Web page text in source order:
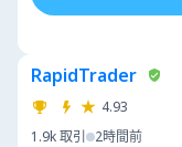
RapidTrader
4.93
1.9k取引 2時間前